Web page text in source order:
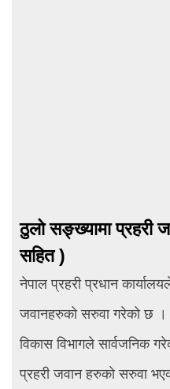
ठुलो सङ्ख्यामा प्रहरी
सहित )
नेपाल प्रहरी प्रधान
जवानहरुको सरुवा गरेको छ
विकास विभागले सार्वजनिक
प्रहरी जवान हरुको सरुवा